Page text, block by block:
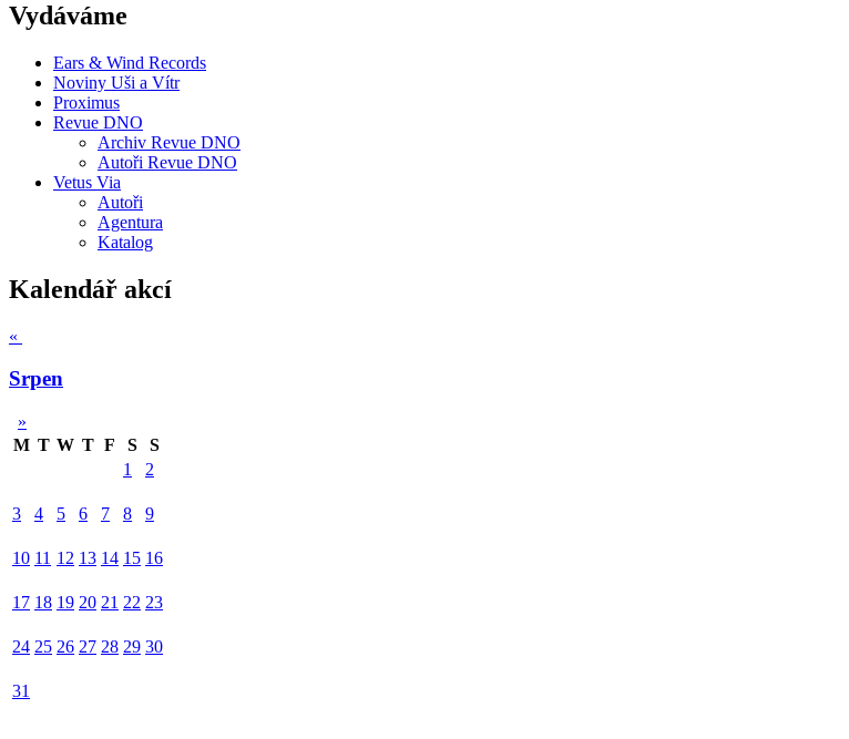
Vydáváme
Ears & Wind Records
Noviny Uši a Vítr
Proximus
Revue DNO
Archiv Revue DNO
Autoři Revue DNO
Vetus Via
Autoři
Agentura
Katalog
Kalendář akcí
«
Srpen
»
M T W T F S
S
1
2
3 4 5 6 7 8 9
10 11 12 13 14 15 16
17 18 19 20 21 22 23
24 25 26 27 28 29 30
31